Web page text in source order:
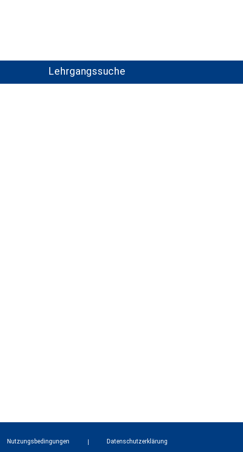
Lehrgangssuche
Nutzungsbedingungen Datenschutzerklärung